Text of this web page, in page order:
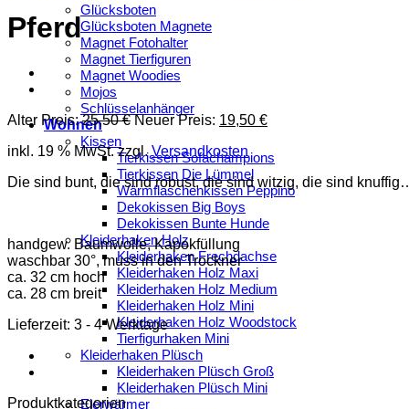
Glücksboten
Glücksboten Magnete
Magnet Fotohalter
Magnet Tierfiguren
Magnet Woodies
Mojos
Schlüsselanhänger
Wohnen
Kissen
Tierkissen Sofachampions
Tierkissen Die Lümmel
Wärmflaschenkissen Peppino
Dekokissen Big Boys
Dekokissen Bunte Hunde
Kleiderhaken Holz
Kleiderhaken Frechdachse
Kleiderhaken Holz Maxi
Kleiderhaken Holz Medium
Kleiderhaken Holz Mini
Kleiderhaken Holz Woodstock
Tierfigurhaken Mini
Kleiderhaken Plüsch
Kleiderhaken Plüsch Groß
Kleiderhaken Plüsch Mini
Eierwärmer
Pferd
Alter Preis: 25,50€Ursprünglicher
war:
25,50 €
Neuer Preis: 19,50 €Aktueller
ist:
19,50 €.
inkl. 19 % MwSt. zzgl.Versandkosten
Die sind bunt, die sind robust, die sind witzig, die sind
handgew. Baumwolle, Kapokfüllung
waschbar 30°, muss in den Trockner
ca. 32 cm hoch
ca. 28 cm breit
Lieferzeit: 3 - 4 Werktage
Produktkategorien